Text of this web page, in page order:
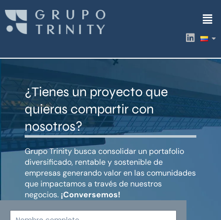
contenido
L
i
k
i
¿Tienes un proyecto que
quieras compartir con
nosotros?
Grupo Trinity busca consolidar un portafolio
diversificado, rentable y sostenible de
empresas generando valor en las comunidades
que impactamos a través de nuestros
negocios. ¡Conversemos!